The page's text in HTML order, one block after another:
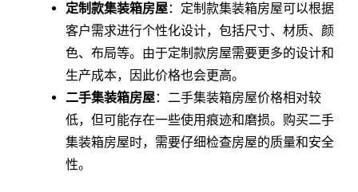
定制款集装箱房屋：定制款集装箱房屋可以根据
客户需求进行个性化设计，包括尺寸、材质、颜
色、布局等。由于定制款房屋需要更多的设计和
生产成本，因此价格也会更高。
二手集装箱房屋：二手集装箱房屋价格相对较
低，但可能存在一些使用痕迹和磨损。购买二手
集装箱房屋时，需要仔细检查房屋的质量和安全
性。